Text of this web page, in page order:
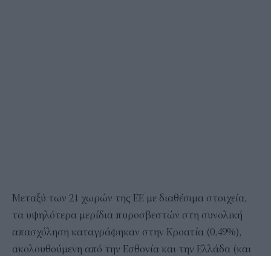
Μεταξύ των 21 χωρών της ΕΕ με διαθέσιμα στοιχεία,
τα υψηλότερα μερίδια πυροσβεστών στη συνολική
απασχόληση καταγράφηκαν στην Κροατία (0,49%),
ακολουθούμενη από την Εσθονία και την Ελλάδα (και